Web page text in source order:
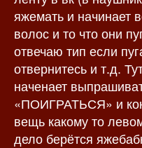
яжемать и начинает
волос и то что они
отвечаю тип если
отвернитесь и т.д.
наченает
«ПОИГРАТЬСЯ» и
вещь какому то
дело берётся